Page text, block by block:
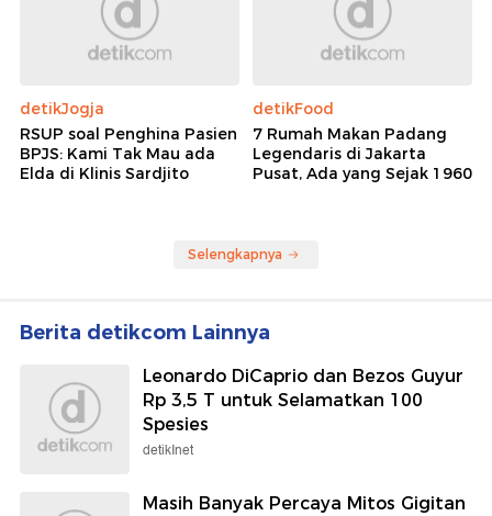
detikJogja
RSUP soal Penghina Pasien
BPJS: Kami Tak Mau ada
Elda di Klinis Sardjito
detikFood
7 Rumah Makan Padang
Legendaris di Jakarta
Pusat, Ada yang Sejak 1960
Selengkapnya
Berita detikcom Lainnya
Leonardo DiCaprio dan Bezos Guyur
Rp 3,5 T untuk Selamatkan 100
Spesies
detikInet
Masih Banyak Percaya Mitos Gigitan